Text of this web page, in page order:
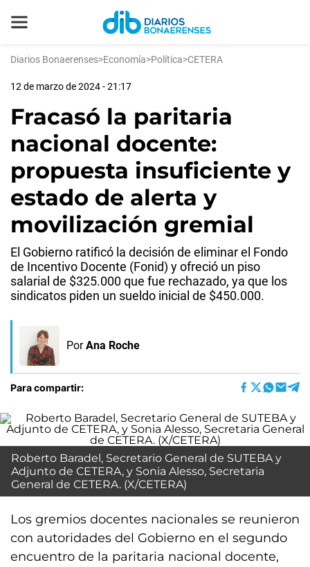
Diarios Bonaerenses>Economía>Política>CETERA
12 de marzo de 2024 - 21:17
Fracasó la paritaria
nacional docente:
propuesta insuficiente y
estado de alerta y
movilización gremial
El Gobierno ratificó la decisión de eliminar el Fondo
de Incentivo Docente (Fonid) y ofreció un piso
salarial de $325.000 que fue rechazado, ya que los
sindicatos piden un sueldo inicial de $450.000.
Por Ana Roche
Para compartir:
Roberto Baradel, Secretario General de SUTEBA y
Adjunto de CETERA, y Sonia Alesso, Secretaria
General de CETERA. (X/CETERA)
Los gremios docentes nacionales se reunieron
con autoridades del Gobierno en el segundo
encuentro de la paritaria nacional docente,